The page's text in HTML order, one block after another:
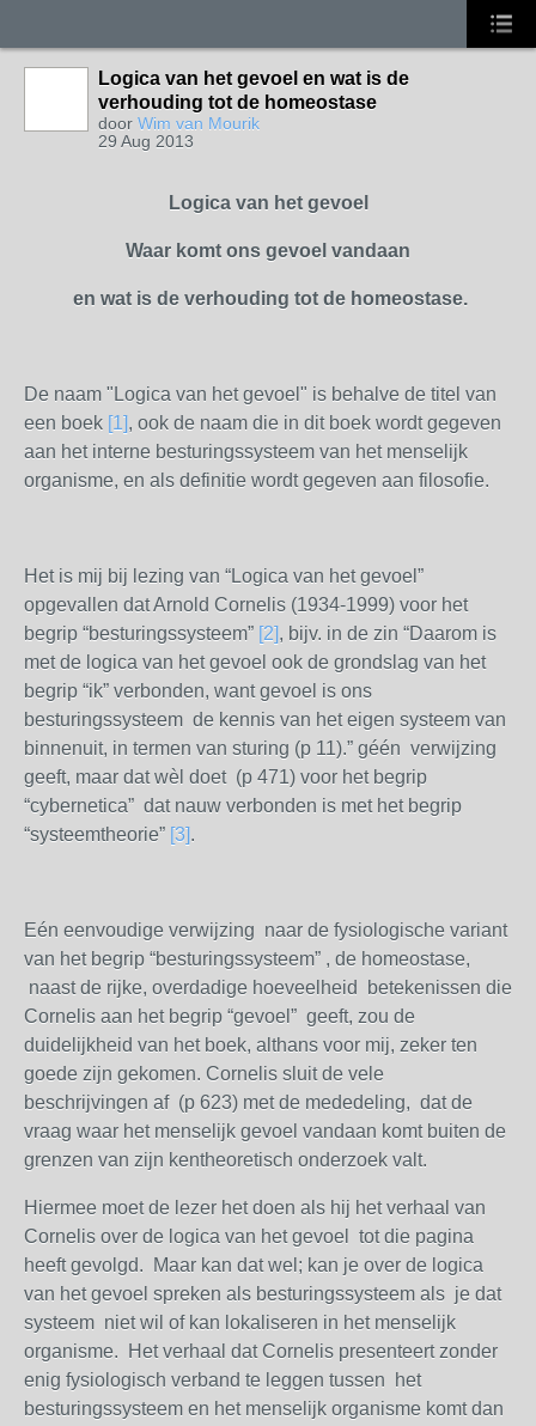
Logica van het gevoel en wat is de
verhouding tot de homeostase
door Wim van Mourik
29 Aug 2013
Logica van het gevoel
Waar komt ons gevoel vandaan
en wat is de verhouding tot de homeostase.
De naam "Logica van het gevoel" is behalve de titel van
een boek [1], ook de naam die in dit boek wordt gegeven
aan het interne besturingssysteem van het menselijk
organisme, en als definitie wordt gegeven aan filosofie.
Het is mij bij lezing van “Logica van het gevoel”
opgevallen dat Arnold Cornelis (1934-1999) voor het
begrip “besturingssysteem” [2], bijv. in de zin “Daarom is
met de logica van het gevoel ook de grondslag van het
begrip “ik” verbonden, want gevoel is ons
besturingssysteem de kennis van het eigen systeem van
binnenuit, in termen van sturing (p 11).” géén verwijzing
geeft, maar dat wèl doet (p 471) voor het begrip
“cybernetica” dat nauw verbonden is met het begrip
“systeemtheorie” [3].
Eén eenvoudige verwijzing naar de fysiologische variant
van het begrip “besturingssysteem” , de homeostase,
naast de rijke, overdadige hoeveelheid betekenissen die
Cornelis aan het begrip “gevoel” geeft, zou de
duidelijkheid van het boek, althans voor mij, zeker ten
goede zijn gekomen. Cornelis sluit de vele
beschrijvingen af (p 623) met de mededeling, dat de
vraag waar het menselijk gevoel vandaan komt buiten de
grenzen van zijn kentheoretisch onderzoek valt.
Hiermee moet de lezer het doen als hij het verhaal van
Cornelis over de logica van het gevoel tot die pagina
heeft gevolgd. Maar kan dat wel; kan je over de logica
van het gevoel spreken als besturingssysteem als je dat
systeem niet wil of kan lokaliseren in het menselijk
organisme. Het verhaal dat Cornelis presenteert zonder
enig fysiologisch verband te leggen tussen het
besturingssysteem en het menselijk organisme komt dan